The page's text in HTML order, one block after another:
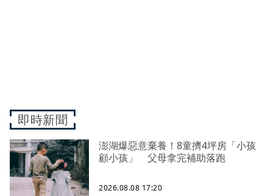
即時新聞
澎湖爆惡意棄養！8童擠4坪房「小孩
顧小孩」 父母拿完補助落跑
2026.08.08 17:20